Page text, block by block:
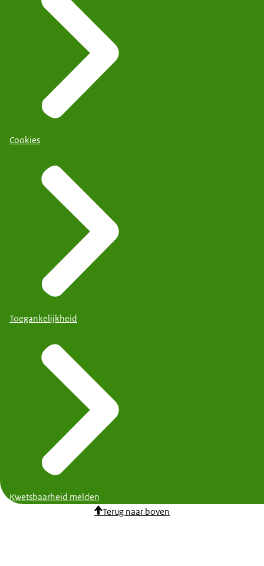
Cookies
Toegankelijkheid
Kwetsbaarheid melden
Terug naar boven